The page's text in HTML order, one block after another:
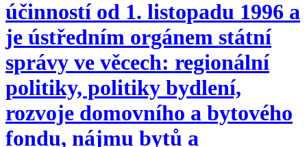
účinností od 1. listopadu 1996 a
je ústředním orgánem státní
správy ve věcech: regionální
politiky, politiky bydlení,
rozvoje domovního a bytového
fondu, nájmu bytů a